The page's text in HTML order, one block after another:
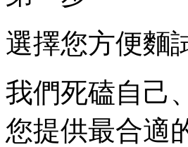
選擇您方便麵
我們死磕自己
您提供最合適